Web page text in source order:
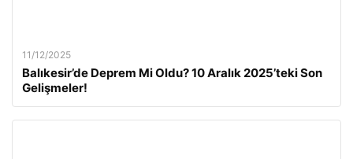
11/12/2025
Balıkesir’de Deprem Mi Oldu? 10 Aralık 2025’teki Son
Gelişmeler!